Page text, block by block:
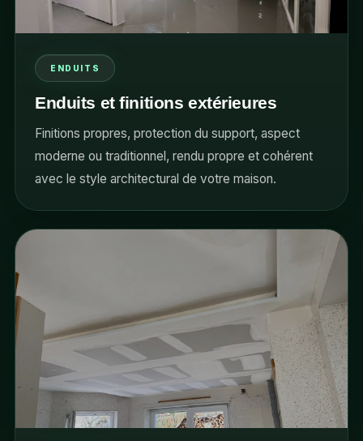
ENDUITS
Enduits et finitions extérieures
Finitions propres, protection du support, aspect
moderne ou traditionnel, rendu propre et cohérent
avec le style architectural de votre maison.